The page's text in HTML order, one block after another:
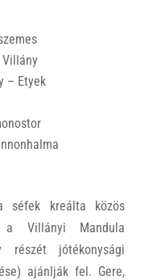
Villány
– Etyek
séfek kreálta közös
a Villányi Mandula
jótékonysági
ajánlják fel. Gere,